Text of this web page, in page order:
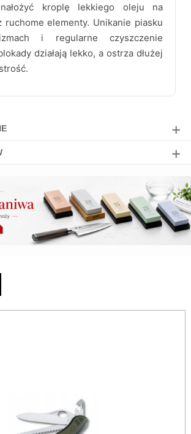
kroplę lekkiego oleju na
ruchome elementy. Unikanie piasku
i regularne czyszczenie
działają lekko, a ostrza dłużej